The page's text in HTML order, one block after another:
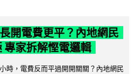
開電費更平？內地網民
專家拆解慳電邏輯
時，電費反而平過開開關關？內地網民